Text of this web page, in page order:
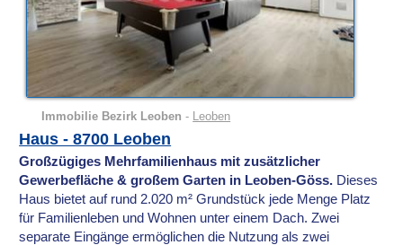
Immobilie Bezirk Leoben - Leoben
Haus - 8700 Leoben
Großzügiges Mehrfamilienhaus mit zusätzlicher
Gewerbefläche & großem Garten in Leoben-Göss. Dieses
Haus bietet auf rund 2.020 m² Grundstück jede Menge Platz
für Familienleben und Wohnen unter einem Dach. Zwei
separate Eingänge ermöglichen die Nutzung als zwei